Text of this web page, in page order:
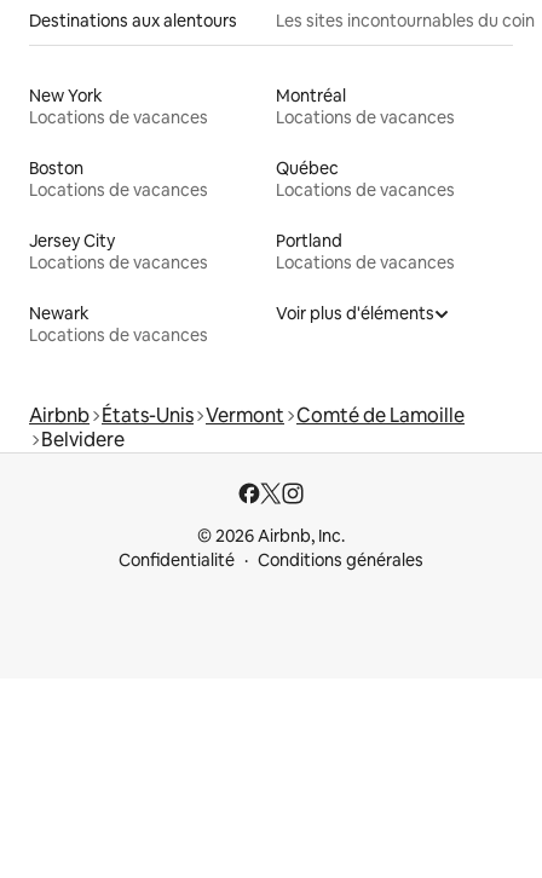
Destinations aux alentours Les sites incontournables du coin
New York
Locations de vacances
Montréal
Locations de vacances
Boston
Locations de vacances
Québec
Locations de vacances
Jersey City
Locations de vacances
Portland
Locations de vacances
Newark
Locations de vacances
Voir plus d'éléments
Airbnb États-Unis Vermont Comté de Lamoille
Belvidere
© 2026 Airbnb, Inc.
Confidentialité
Conditions générales